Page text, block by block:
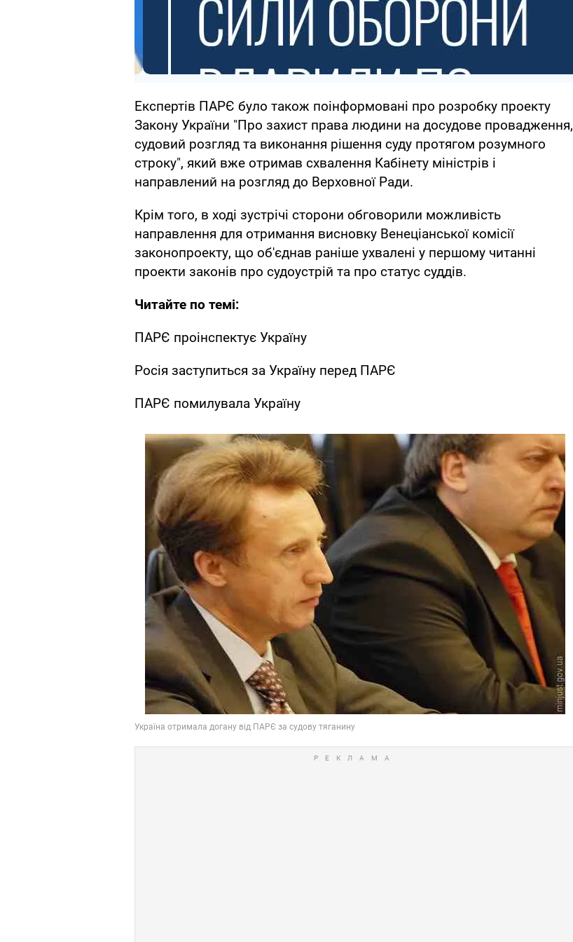
Експертів ПАРЄ було також поінформовані про розробку проекту
Закону України "Про захист права людини на досудове провадження,
судовий розгляд та виконання рішення суду протягом розумного
строку", який вже отримав схвалення Кабінету міністрів і
направлений на розгляд до Верховної Ради.
Крім того, в ході зустрічі сторони обговорили можливість
направлення для отримання висновку Венеціанської комісії
законопроекту, що об'єднав раніше ухвалені у першому читанні
проекти законів про судоустрій та про статус суддів.
Читайте по темі:
ПАРЄ проінспектує Україну
Росія заступиться за Україну перед ПАРЄ
ПАРЄ помилувала Україну